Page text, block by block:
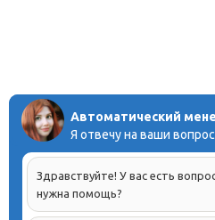
Автоматический
Я отвечу на ваши
Здравствуйте! У вас есть
нужна помощь?